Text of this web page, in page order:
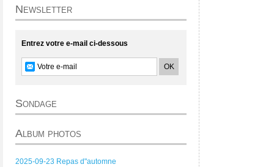
Newsletter
Entrez votre e-mail ci-dessous
Sondage
Album photos
2025-09-23 Repas d"automne